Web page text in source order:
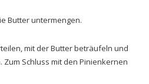
Butter untermengen.
mit der Butter beträufeln und
Schluss mit den Pinienkernen